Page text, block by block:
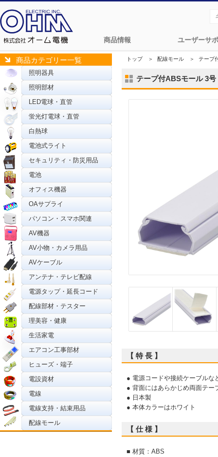
商品情報 ユーザーサ
商品カテゴリー一覧
照明器具
照明部材
LED電球・直管
蛍光灯電球・直管
白熱球
電池式ライト
セキュリティ・防災用品
電池
オフィス機器
OAサプライ
パソコン・スマホ関連
AV機器
AV小物・カメラ用品
AVケーブル
アンテナ・テレビ配線
電源タップ・延長コード
配線部材・テスター
理美容・健康
生活家電
エアコン工事部材
ヒューズ・端子
電設資材
電線
電線支持・結束用品
配線モール
トップ＞ 配線モール ＞ テープ
テープ付ABSモール 3
【 特 長 】
● 電源コードや接続ケーブルな
● 背面にはあらかじめ両面テー
● 日本製
● 本体カラーはホワイト
【 仕 様 】
■ 材質：ABS